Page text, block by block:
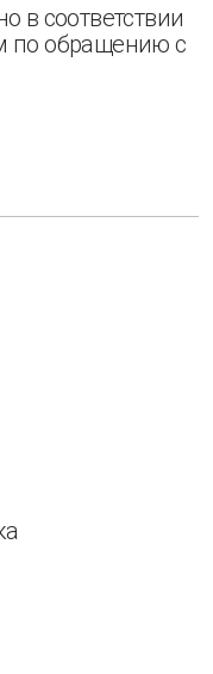
в соответствии
по обращению с